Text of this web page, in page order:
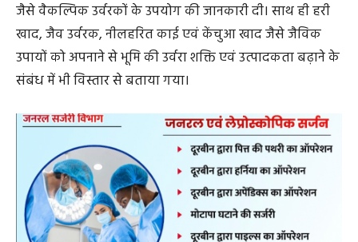
जैसे वैकल्पिक उर्वरकों के उपयोग की जानकारी दी। साथ ही हरी
खाद, जैव उर्वरक, नीलहरित काई एवं केंचुआ खाद जैसे जैविक
उपायों को अपनाने से भूमि की उर्वरा शक्ति एवं उत्पादकता बढ़ाने के
संबंध में भी विस्तार से बताया गया।